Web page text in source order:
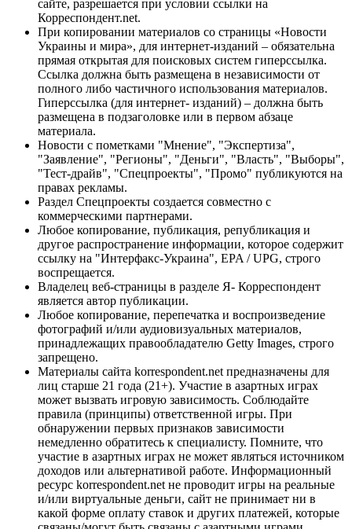
сайте, разрешается при условии ссылки на
Корреспондент.net.
При копировании материалов со страницы «Новости
Украины и мира», для интернет-изданий – обязательна
прямая открытая для поисковых систем гиперссылка.
Ссылка должна быть размещена в независимости от
полного либо частичного использования материалов.
Гиперссылка (для интернет- изданий) – должна быть
размещена в подзаголовке или в первом абзаце
материала.
Новости с пометками "Мнение", "Экспертиза",
"Заявление", "Регионы", "Деньги", "Власть", "Выборы",
"Тест-драйв", "Спецпроекты", "Промо" публикуются на
правах рекламы.
Раздел Спецпроекты создается совместно с
коммерческими партнерами.
Любое копирование, публикация, републикация и
другое распространение информации, которое содержит
ссылку на "Интерфакс-Украина", EPA / UPG, строго
воспрещается.
Владелец веб-страницы в разделе Я- Корреспондент
является автор публикации.
Любое копирование, перепечатка и воспроизведение
фотографий и/или аудиовизуальных материалов,
принадлежащих правообладателю Getty Images, строго
запрещено.
Материалы сайта korrespondent.net предназначены для
лиц старше 21 года (21+). Участие в азартных играх
может вызвать игровую зависимость. Соблюдайте
правила (принципы) ответственной игры. При
обнаружении первых признаков зависимости
немедленно обратитесь к специалисту. Помните, что
участие в азартных играх не может являться источником
доходов или альтернативой работе. Информационный
ресурс korrespondent.net не проводит игры на реальные
и/или виртуальные деньги, сайт не принимает ни в
какой форме оплату ставок и других платежей, которые